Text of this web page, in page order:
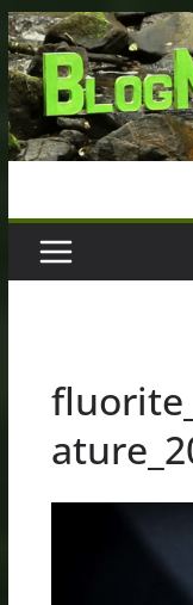
Passer
au
contenu